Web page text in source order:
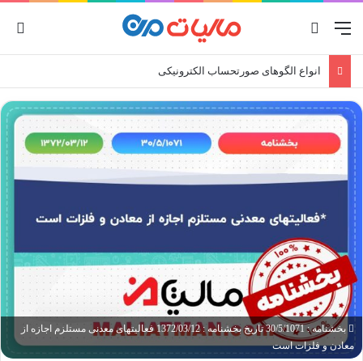
منو
انواع الگوهای صورتحساب الکترونیکی
بخشنامه : 30/5/1071 تاریخ بخشنامه : 1372/03/12 فعالیتهای معدنی مستلزم اجازه از
معادن و فلزات است